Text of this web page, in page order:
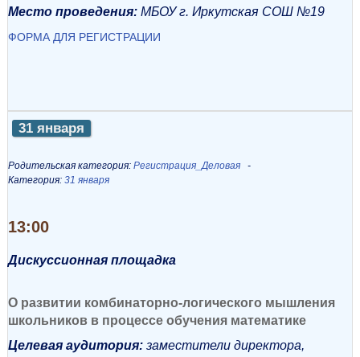
Место проведения: МБОУ г. Иркутская СОШ №19
ФОРМА ДЛЯ РЕГИСТРАЦИИ
31 января
Родительская категория: Регистрация_Деловая
Категория: 31 января
13:00
Дискуссионная площадка
О развитии комбинаторно-логического мышления
школьников в процессе обучения математике
Целевая аудитория: заместителидиректора,